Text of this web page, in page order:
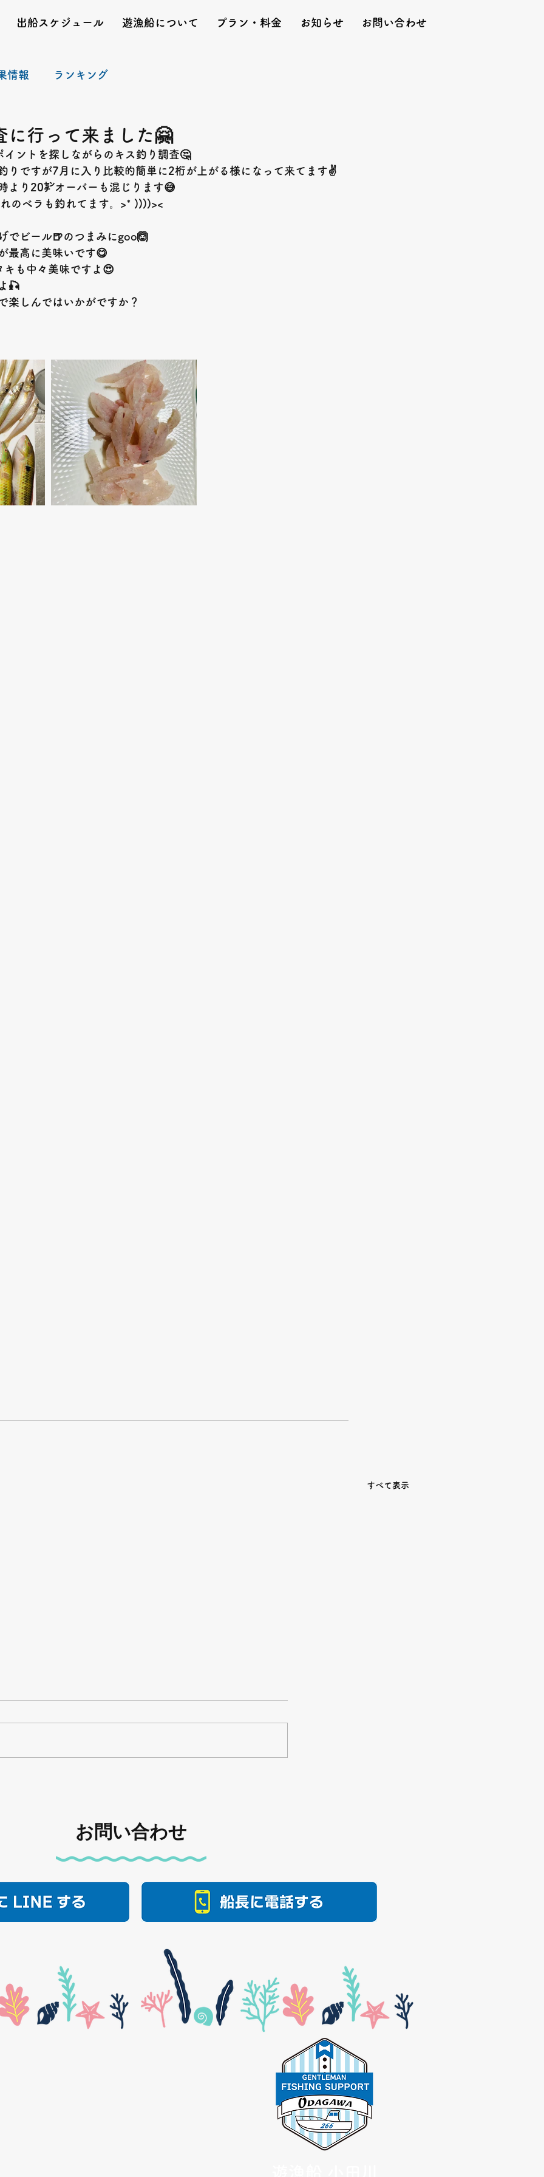
出船スケジュール 遊漁船について プラン・料金 お知らせ お問い合わせ
情報 ランキング
に行って来ました🤗
イントを探しながらのキス釣り調査🤔
りですが7月に入り比較的簡単に2桁が上がる様になって来てます✌️
より 20㌢オーバーも混じります😅
のベラも釣れてます。 >* ))))><
でビール🍺のつまみに goo🙆
最高に美味いです😋
も中々美味ですよ 😍
🎣
楽しんではいかがですか？
すべて表示
下津井船釣り教室🎣
お問い合わせ